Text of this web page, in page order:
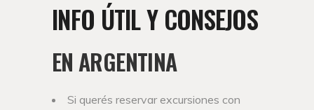
INFO ÚTIL Y CONSEJOS
EN ARGENTINA
Si querés reservar excursiones con